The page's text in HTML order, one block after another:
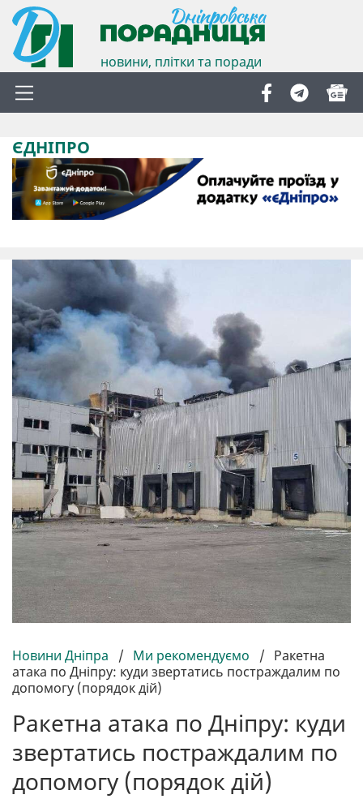
новини, плітки та поради
ЄДНІПРО
Новини Дніпра / Ми рекомендуємо / Ракетна
атака по Дніпру: куди звертатись постраждалим по
допомогу (порядок дій)
Ракетна атака по Дніпру: куди
звертатись постраждалим по
допомогу (порядок дій)